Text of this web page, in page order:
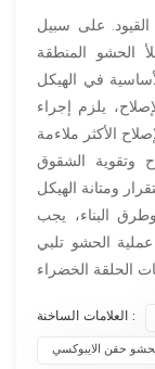
على سبيل
الحشو المنطقة
في الهيكل
يلزم إجراء
وتقوية الشقوق
ومتانة الهيكل
البناء، يجب
عملية الحشو تلبي
العلامات الساخنة :
حقن الايبوكسي